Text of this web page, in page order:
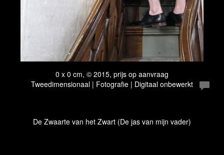
0 x 0 cm, © 2015, prijs op aanvraag
Tweedimensionaal | Fotografie | Digitaal onbewerkt
De Zwaarte van het Zwart (De jas van mijn vader)